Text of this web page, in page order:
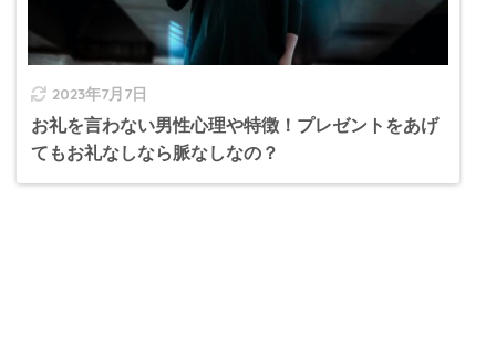
2023年7月7日
お礼を言わない男性心理や特徴！プレゼントをあげ
てもお礼なしなら脈なしなの？